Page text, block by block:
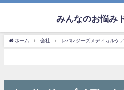
みんなのお悩み
ホーム 会社 レバレジーズメディカルケ